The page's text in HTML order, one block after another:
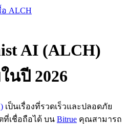
ALCH
AI (ALCH)
นปี 2026
เป็นเรื่องที่รวดเร็วและปลอดภัย
ที่เชื่อถือได้ บน Bitrue คุณสามารถ